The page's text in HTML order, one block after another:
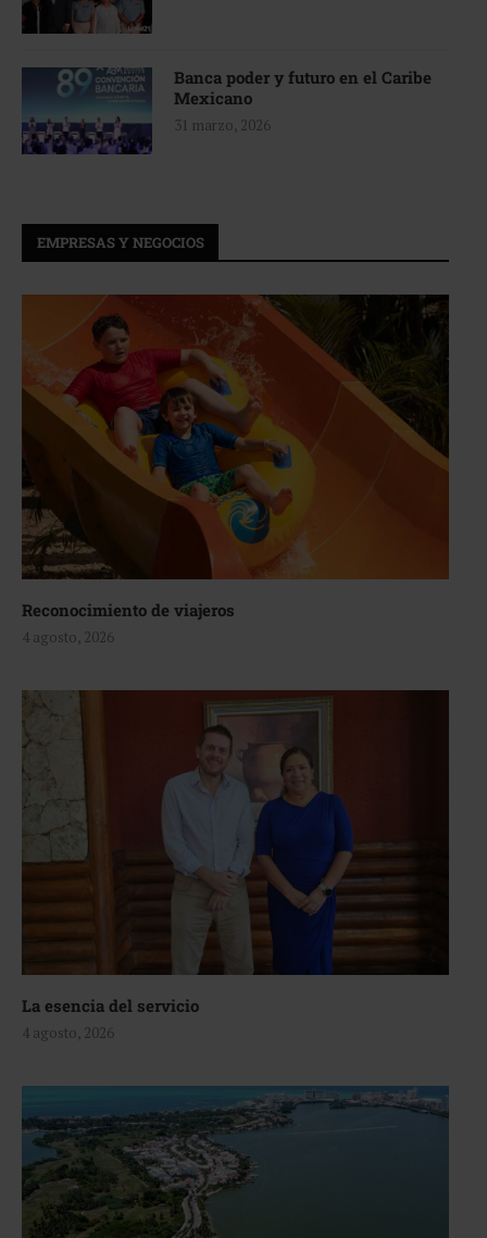
Banca poder y futuro en el Caribe
Mexicano
31 marzo, 2026
EMPRESAS Y NEGOCIOS
Reconocimiento de viajeros
4 agosto, 2026
La esencia del servicio
4 agosto, 2026